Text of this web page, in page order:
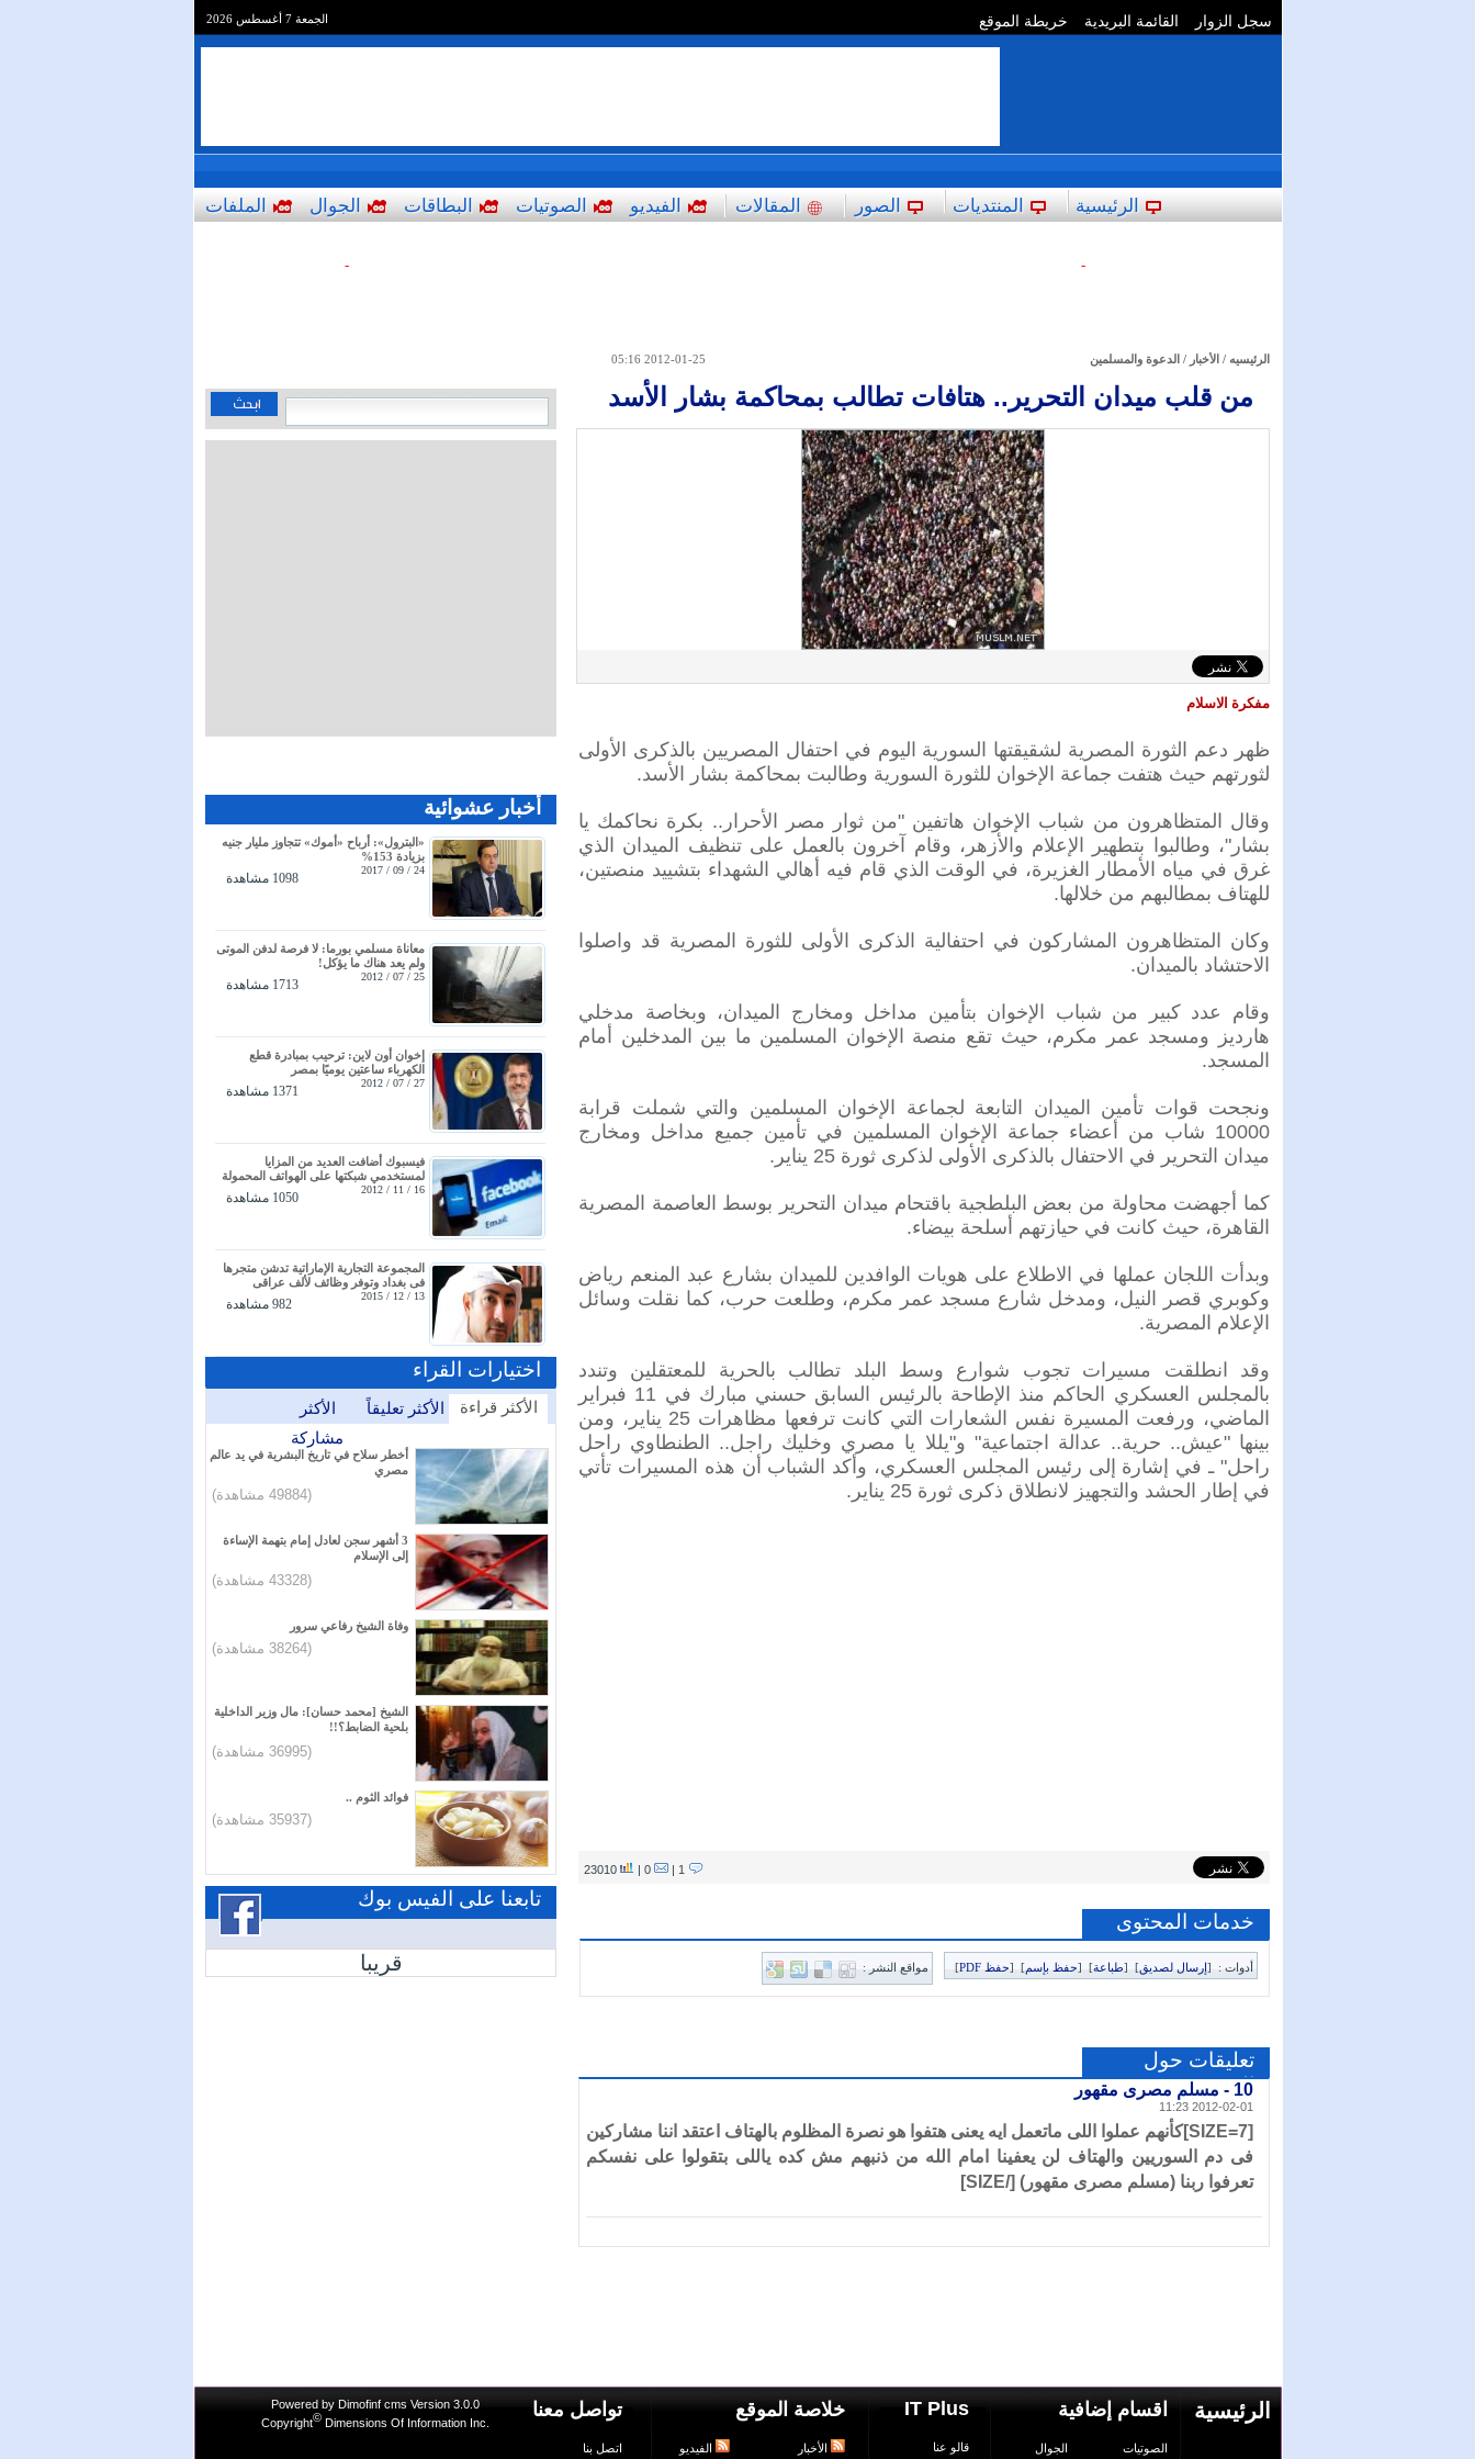
الجمعة 7 أغسطس 2026 سجل الزوار القائمة البريدية خريطة الموقع
الرئيسية المنتديات الصور المقالات الفيديو الصوتيات البطاقات الجوال الملفات
-
-
الرئيسيه / الأخبار / الدعوة والمسلمين 2012-01-25 05:16
من قلب ميدان التحرير.. هتافات تطالب بمحاكمة بشار الأسد
مفكرة الاسلام
ظهر دعم الثورة المصرية لشقيقتها السورية اليوم في احتفال المصريين بالذكرى الأولى
لثورتهم حيث هتفت جماعة الإخوان للثورة السورية وطالبت بمحاكمة بشار الأسد.
وقال المتظاهرون من شباب الإخوان هاتفين "من ثوار مصر الأحرار.. بكرة نحاكمك يا
بشار"، وطالبوا بتطهير الإعلام والأزهر، وقام آخرون بالعمل على تنظيف الميدان الذي
غرق في مياه الأمطار الغزيرة، في الوقت الذي قام فيه أهالي الشهداء بتشييد منصتين،
للهتاف بمطالبهم من خلالها.
وكان المتظاهرون المشاركون في احتفالية الذكرى الأولى للثورة المصرية قد واصلوا
الاحتشاد بالميدان.
وقام عدد كبير من شباب الإخوان بتأمين مداخل ومخارج الميدان، وبخاصة مدخلي
هارديز ومسجد عمر مكرم، حيث تقع منصة الإخوان المسلمين ما بين المدخلين أمام
المسجد.
ونجحت قوات تأمين الميدان التابعة لجماعة الإخوان المسلمين والتي شملت قرابة
10000 شاب من أعضاء جماعة الإخوان المسلمين في تأمين جميع مداخل ومخارج
ميدان التحرير في الاحتفال بالذكرى الأولى لذكرى ثورة 25 يناير.
كما أجهضت محاولة من بعض البلطجية باقتحام ميدان التحرير بوسط العاصمة المصرية
القاهرة، حيث كانت في حيازتهم أسلحة بيضاء.
وبدأت اللجان عملها في الاطلاع على هويات الوافدين للميدان بشارع عبد المنعم رياض
وكوبري قصر النيل، ومدخل شارع مسجد عمر مكرم، وطلعت حرب، كما نقلت وسائل
الإعلام المصرية.
وقد انطلقت مسيرات تجوب شوارع وسط البلد تطالب بالحرية للمعتقلين وتندد
بالمجلس العسكري الحاكم منذ الإطاحة بالرئيس السابق حسني مبارك في 11 فبراير
الماضي، ورفعت المسيرة نفس الشعارات التي كانت ترفعها مظاهرات 25 يناير، ومن
بينها "عيش.. حرية.. عدالة اجتماعية" و"يللا يا مصري وخليك راجل.. الطنطاوي راحل
راحل" ـ في إشارة إلى رئيس المجلس العسكري، وأكد الشباب أن هذه المسيرات تأتي
في إطار الحشد والتجهيز لانطلاق ذكرى ثورة 25 يناير.
خدمات المحتوى
أدوات : [إرسال لصديق]
[طباعة]
[حفظ بإسم]
[حفظ PDF ] مواقع النشر :
تعليقات حول
الموضوع
10 - مسلم مصرى مقهور
2012-02-01 11:23
[
SIZE=7]كأنهم عملوا اللى ماتعمل ايه يعنى هتفوا هو نصرة المظلوم بالهتاف اعتقد اننا مشاركين
فى دم السوريين والهتاف لن يعفينا امام الله من ذنبهم مش كده ياللى بتقولوا على نفسكم
تعرفوا ربنا (مسلم مصرى مقهور) [/SIZE
]
أخبار عشوائية
«البترول»: أرباح «أموك» تتجاوز مليار جنيه
بزيادة 153%
24 / 09 / 2017
1098 مشاهدة
معاناة مسلمي بورما: لا فرصة لدفن الموتى
ولم يعد هناك ما يؤكل!
25 / 07 / 2012
1713 مشاهدة
إخوان أون لاين: ترحيب بمبادرة قطع
الكهرباء ساعتين يوميًا بمصر
27 / 07 / 2012
1371 مشاهدة
فيسبوك أضافت العديد من المزايا
لمستخدمي شبكتها على الهواتف المحمولة
16 / 11 / 2012
1050 مشاهدة
المجموعة التجارية الإماراتية تدشن متجرها
فى بغداد وتوفر وظائف لألف عراقى
13 / 12 / 2015
982 مشاهدة
اختيارات القراء
الأكثر قراءة الأكثر تعليقاً
الأكثر
مشاركة
أخطر سلاح في تاريخ البشرية في يد عالم
مصري
(49884 مشاهدة)
3 أشهر سجن لعادل إمام بتهمة الإساءة
إلى الإسلام
(43328 مشاهدة)
وفاة الشيخ رفاعي سرور
(38264 مشاهدة)
الشيخ [محمد حسان]: مال وزير الداخلية
بلحية الضابط؟!!
(36995 مشاهدة)
فوائد الثوم ..
(35937 مشاهدة)
تابعنا على الفيس بوك
قريبا
الرئيسية اقسام إضافية
الصوتيات الجوال
IT Plus
قالو عنا
خلاصة الموقع
الأخبار الفيديو
تواصل معنا
اتصل بنا
Powered by Dimofinf cms Version 3.0.0
Copyright©Dimensions Of Information Inc.